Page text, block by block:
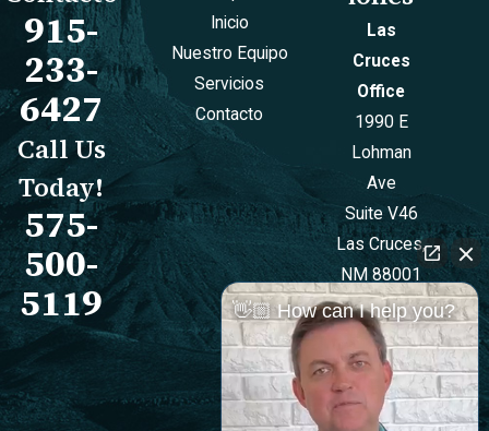
915-
233-
6427
Call Us
Today!
575-
500-
5119
Inicio
Nuestro Equipo
Servicios
Contacto
Las
Cruces
Office
1990 E
Lohman
Ave
Suite V46
Las Cruces,
NM 88001
Mapa Y
Direcciones
El Paso
Office
👋🏼 How can I help you?